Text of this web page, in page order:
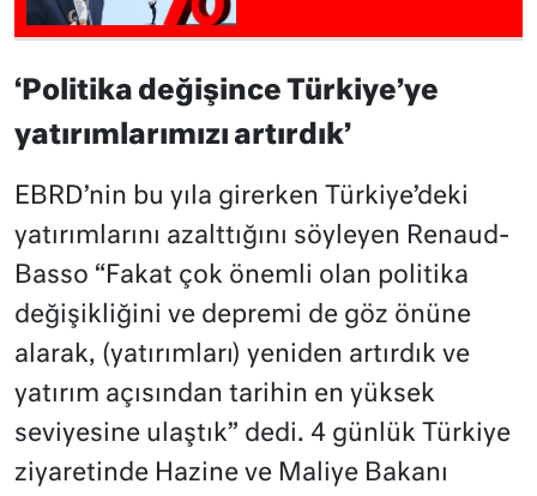
‘Politika değişince Türkiye’ye
yatırımlarımızı artırdık’
EBRD’nin bu yıla girerken Türkiye’deki
yatırımlarını azalttığını söyleyen Renaud-
Basso “Fakat çok önemli olan politika
değişikliğini ve depremi de göz önüne
alarak, (yatırımları) yeniden artırdık ve
yatırım açısından tarihin en yüksek
seviyesine ulaştık” dedi. 4 günlük Türkiye
ziyaretinde Hazine ve Maliye Bakanı